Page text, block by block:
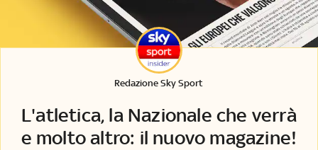
L'atletica, la Nazionale che verrà
e molto altro: il nuovo magazine!
Redazione Sky Sport